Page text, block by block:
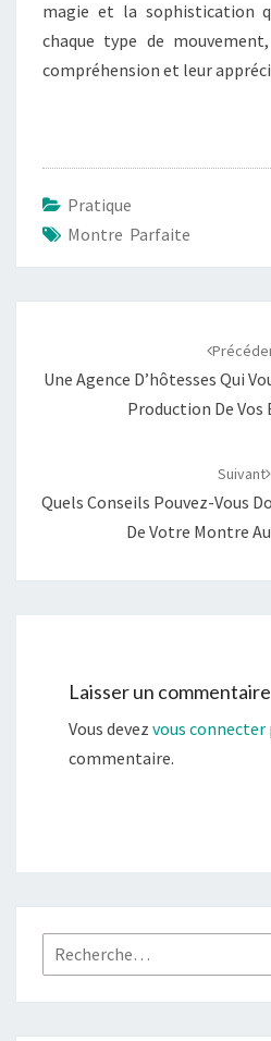
magie et la sophistication
chaque type de
compréhension et leur
Pratique
Montre Parfaite
Une Agence D’hôtesses Qui
Production De Vos
Suivant
Quels Conseils Pouvez-Vous
De Votre Montre
Laisser un commentaire
Vous devez vous connecter
commentaire.
Rechercher :